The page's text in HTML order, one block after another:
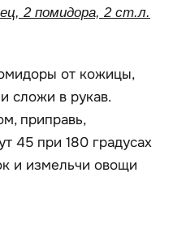
2 помидора, 2 ст.л.
от кожицы,
сложи в рукав.
приправь,
45 при 180 градусах
и измельчи овощи